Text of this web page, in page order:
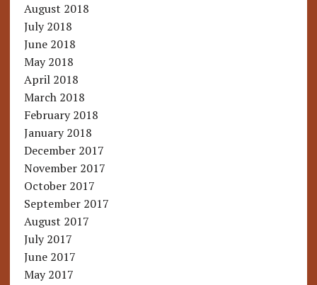
August 2018
July 2018
June 2018
May 2018
April 2018
March 2018
February 2018
January 2018
December 2017
November 2017
October 2017
September 2017
August 2017
July 2017
June 2017
May 2017